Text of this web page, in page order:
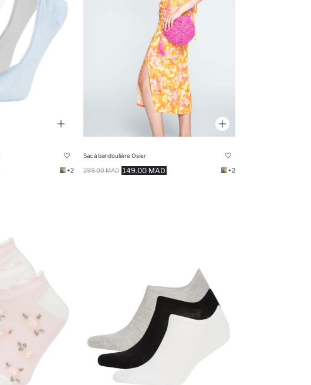
+2
Sac à bandoulière Osier
149.00 MAD
299.00 MAD +2